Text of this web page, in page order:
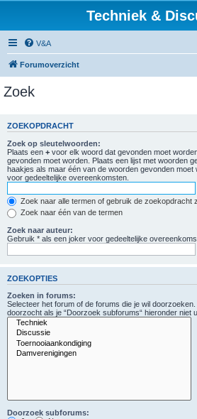
Techniek &
V&A
Forumoverzicht
Zoek
ZOEKOPDRACHT
Zoek op sleutelwoorden:
Plaats een + voor elk woord dat gevonden moet
gevonden moet worden. Plaats een lijst met woorden
haakjes als maar één van de woorden gevonden
voor gedeeltelijke overeenkomsten.
Zoek naar alle termen of gebruik de zoekopdracht
Zoek naar één van de termen
Zoek naar auteur:
Gebruik * als een joker voor gedeeltelijke
ZOEKOPTIES
Zoeken in forums:
Selecteer het forum of de forums die je wil
doorzocht als je “Doorzoek subforums“ hieronder niet
Doorzoek subforums: